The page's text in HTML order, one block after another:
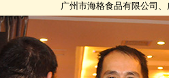
广州市海格食品有限公司